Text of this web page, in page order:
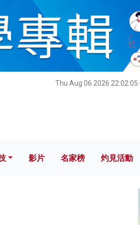
Thu Aug 06 2026
影片 名家榜 灼見
影片 名家榜 灼見活動